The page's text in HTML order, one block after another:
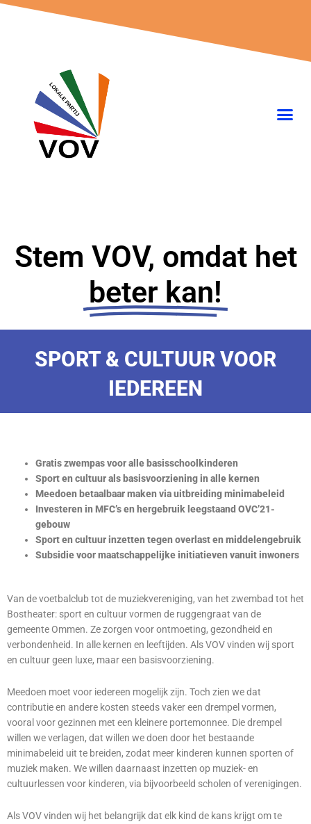
Ga
Stem VOV, omdat het
beter kan!
SPORT & CULTUUR VOOR
IEDEREEN
Gratis zwempas voor alle basisschoolkinderen
Sport en cultuur als basisvoorziening in alle kernen
Meedoen betaalbaar maken via uitbreiding minimabeleid
Investeren in MFC’s en hergebruik leegstaand OVC’21-
gebouw
Sport en cultuur inzetten tegen overlast en middelengebruik
Subsidie voor maatschappelijke initiatieven vanuit inwoners
Van de voetbalclub tot de muziekvereniging, van het zwembad tot het
Bostheater: sport en cultuur vormen de ruggengraat van de
gemeente Ommen. Ze zorgen voor ontmoeting, gezondheid en
verbondenheid. In alle kernen en leeftijden. Als VOV vinden wij sport
en cultuur geen luxe, maar een basisvoorziening.
Meedoen moet voor iedereen mogelijk zijn. Toch zien we dat
contributie en andere kosten steeds vaker een drempel vormen,
vooral voor gezinnen met een kleinere portemonnee. Die drempel
willen we verlagen, dat willen we doen door het bestaande
minimabeleid uit te breiden, zodat meer kinderen kunnen sporten of
muziek maken. We willen daarnaast inzetten op muziek- en
cultuurlessen voor kinderen, via bijvoorbeeld scholen of verenigingen.
Als VOV vinden wij het belangrijk dat elk kind de kans krijgt om te